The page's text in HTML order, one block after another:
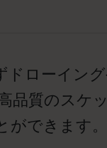
ドローイン
品質のスケ
できます